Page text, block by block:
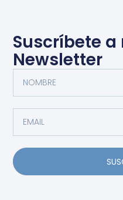
Suscríbete
Newsletter